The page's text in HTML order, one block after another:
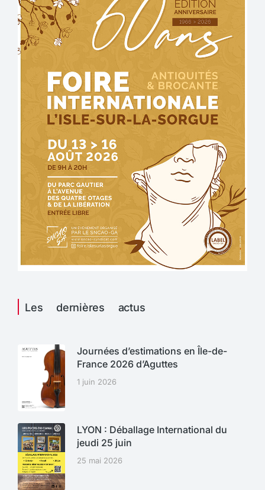
Les dernières actus
Journées d’estimations en Île-de-
France 2026 d’Aguttes
1 juin 2026
LYON : Déballage International du
jeudi 25 juin
25 mai 2026